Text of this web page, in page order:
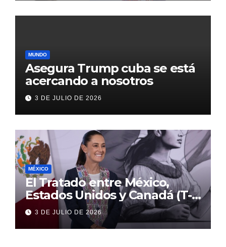
MUNDO
Asegura Trump cuba se está
acercando a nosotros
3 DE JULIO DE 2026
MÉXICO
El Tratado entre México,
Estados Unidos y Canadá (T-
MEC) se mantiene hasta el
2036: Presidenta Claudia
Sheinbaum
3 DE JULIO DE 2026